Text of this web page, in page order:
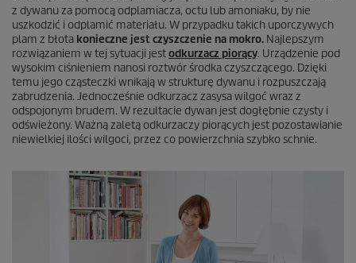
z dywanu za pomocą odplamiacza, octu lub amoniaku, by nie
uszkodzić i odplamić materiału. W przypadku takich uporczywych
plam z błota konieczne jest czyszczenie na mokro. Najlepszym
rozwiązaniem w tej sytuacji jestodkurzacz piorący. Urządzenie pod
wysokim ciśnieniem nanosi roztwór środka czyszczącego. Dzięki
temu jego cząsteczki wnikają w strukturę dywanu i rozpuszczają
zabrudzenia. Jednocześnie odkurzacz zasysa wilgoć wraz z
odspojonym brudem. W rezultacie dywan jest dogłębnie czysty i
odświeżony. Ważną zaletą odkurzaczy piorących jest pozostawianie
niewielkiej ilości wilgoci, przez co powierzchnia szybko schnie.